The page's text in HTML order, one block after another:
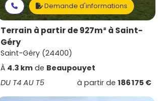
Demande d'informations
Terrain à partir de 927m² à Saint-
Géry
Saint-Géry (24400)
À 4.3 km de Beaupouyet
DU T4 AU T5
à partir de 186 175 €